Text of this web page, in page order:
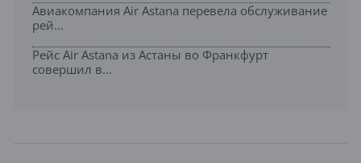
Авиакомпания Air Astana перевела обслуживание
рей...
Рейс Air Astana из Астаны во Франкфурт
совершил в...